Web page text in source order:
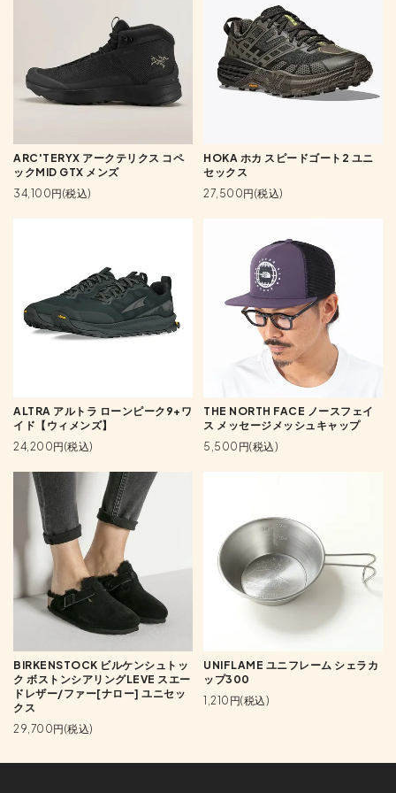
ARC'TERYX アークテリクス コペ
ックMID GTX メンズ
34,100円(税込)
HOKA ホカ スピードゴート2 ユニ
セックス
27,500円(税込)
ALTRA アルトラ ローンピーク9+ワ
イド【ウィメンズ】
24,200円(税込)
THE NORTH FACE ノースフェイ
ス メッセージメッシュキャップ
5,500円(税込)
BIRKENSTOCK ビルケンシュトッ
ク ボストンシアリングLEVE スエー
ドレザー/ファー[ナロー] ユニセッ
クス
29,700円(税込)
UNIFLAME ユニフレーム シェラカ
ップ300
1,210円(税込)